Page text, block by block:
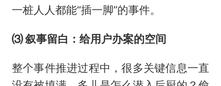
一桩人人都能“插一脚”的事件。
⑶ 叙事留白：给用户办案的空间
整个事件推进过程中，很多关键信息一直